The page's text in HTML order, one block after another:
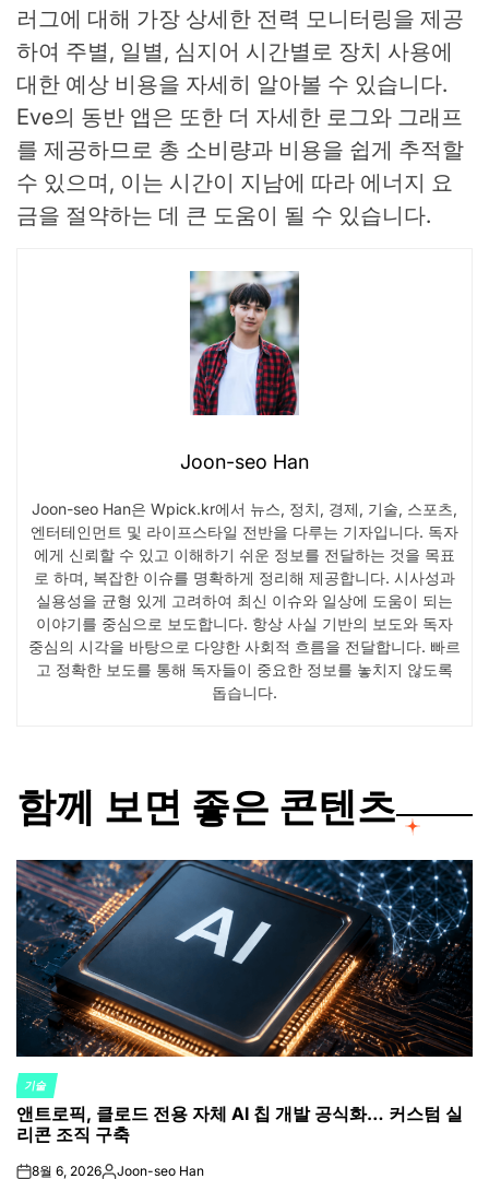
러그에 대해 가장 상세한 전력 모니터링을 제공
하여 주별, 일별, 심지어 시간별로 장치 사용에
대한 예상 비용을 자세히 알아볼 수 있습니다.
Eve의 동반 앱은 또한 더 자세한 로그와 그래프
를 제공하므로 총 소비량과 비용을 쉽게 추적할
수 있으며, 이는 시간이 지남에 따라 에너지 요
금을 절약하는 데 큰 도움이 될 수 있습니다.
Joon-seo Han
Joon-seo Han은 Wpick.kr에서 뉴스, 정치, 경제, 기술, 스포츠,
엔터테인먼트 및 라이프스타일 전반을 다루는 기자입니다. 독자
에게 신뢰할 수 있고 이해하기 쉬운 정보를 전달하는 것을 목표
로 하며, 복잡한 이슈를 명확하게 정리해 제공합니다. 시사성과
실용성을 균형 있게 고려하여 최신 이슈와 일상에 도움이 되는
이야기를 중심으로 보도합니다. 항상 사실 기반의 보도와 독자
중심의 시각을 바탕으로 다양한 사회적 흐름을 전달합니다. 빠르
고 정확한 보도를 통해 독자들이 중요한 정보를 놓치지 않도록
돕습니다.
함께 보면 좋은 콘텐츠
POSTED
IN
기술
앤트로픽, 클로드 전용 자체 AI 칩 개발 공식화… 커스텀 실
리콘 조직 구축
8월 6, 2026 Joon-seo Han